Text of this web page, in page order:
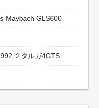
Maybach GLS600
２タルガ4GTS